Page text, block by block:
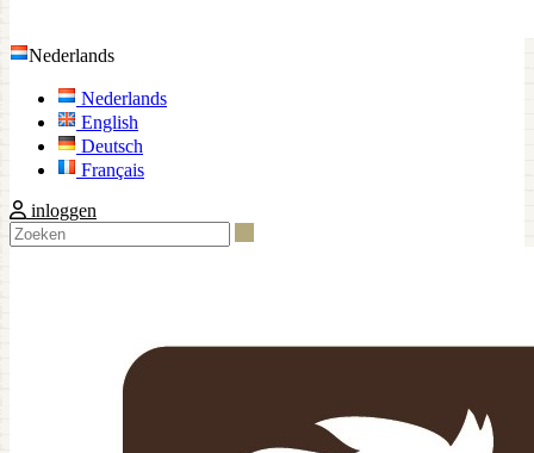
Nederlands
Nederlands
English
Deutsch
Français
inloggen